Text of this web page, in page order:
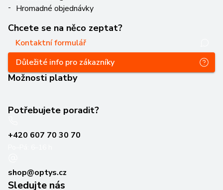
Hromadné objednávky
Chcete se na něco zeptat?
Kontaktní formulář
Důležité info pro zákazníky
Možnosti platby
Potřebujete poradit?
+420 607 70 30 70
shop@optys.cz
Sledujte nás